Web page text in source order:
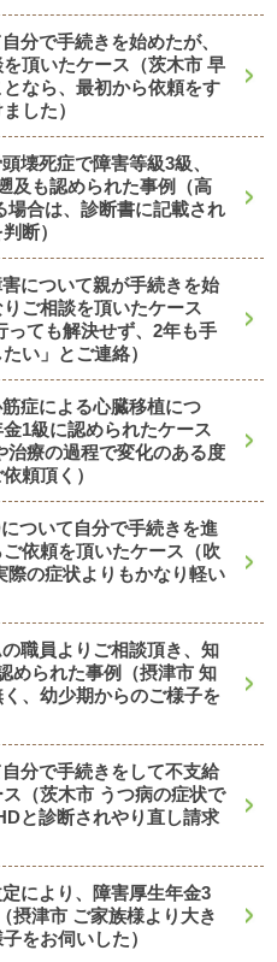
分で手続きを始めたが、
頂いたケース（茨木市 早
なら、最初から依頼をす
した）
壊死症で障害等級3級、
及も認められた事例（高
場合は、診断書に記載され
断）
について親が手続きを始
ご相談を頂いたケース
っても解決せず、2年も手
い」とご連絡）
筋症による心臓移植につ
1級に認められたケース
治療の過程で変化のある度
頼頂く）
ついて自分で手続きを進
依頼を頂いたケース（吹
際の症状よりもかなり軽い
職員よりご相談頂き、知
められた事例（摂津市 知
、幼少期からのご様子を
分で手続きをして不支給
（茨木市 うつ病の症状で
と診断されやり直し請求
により、障害厚生年金3
摂津市 ご家族様より大き
をお伺いした）